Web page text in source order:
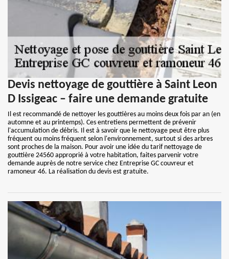
Devis nettoyage de gouttière à Saint Leon
D Issigeac – faire une demande gratuite
Il est recommandé de nettoyer les gouttières au moins deux fois par an (en
automne et au printemps). Ces entretiens permettent de prévenir
l'accumulation de débris. Il est à savoir que le nettoyage peut être plus
fréquent ou moins fréquent selon l'environnement, surtout si des arbres
sont proches de la maison. Pour avoir une idée du tarif nettoyage de
gouttière 24560 approprié à votre habitation, faites parvenir votre
demande auprès de notre service chez Entreprise GC couvreur et
ramoneur 46. La réalisation du devis est gratuite.